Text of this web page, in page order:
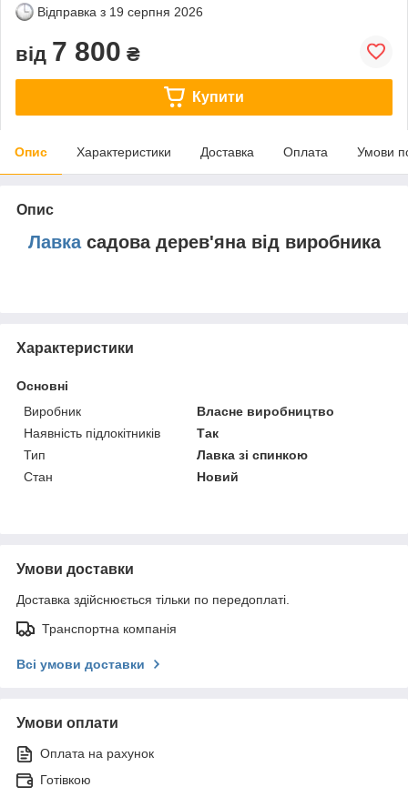
Відправка з 19 серпня 2026
від 7 800 ₴
Купити
Опис Характеристики Доставка Оплата Умови
Опис
Лавкасадова дерев'яна від виробника
Характеристики
Основні
Виробник
Власне виробництво
Наявність підлокітників
Так
Тип
Лавка зі спинкою
Стан
Новий
Умови доставки
Доставка здійснюється тільки по передоплаті.
Транспортна компанія
Всі умови доставки
Умови оплати
Оплата на рахунок
Готівкою